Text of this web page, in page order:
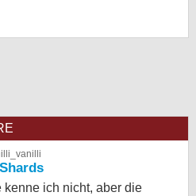
kenne ich nicht, aber die